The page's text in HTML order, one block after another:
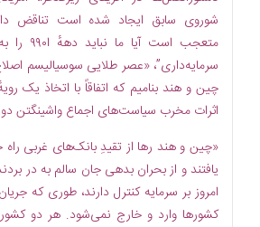
شوروی سابق ایجاد شده است تناقض
متعجب
سرمایه‏‌داری”، «عصر طلایی سوسیالیسم
چین و هند بنامیم که اتفاقاً با اتخاذ یک
اثرات مخرب سیاست‌‌های اجماع واشینگتن
یافتند و از بحران بدهی جان سالم به در
امروز بر سرمایه کنترل دارند، طوری که
کشورها وارد و خارج نمی‌شود. هر دو کشور